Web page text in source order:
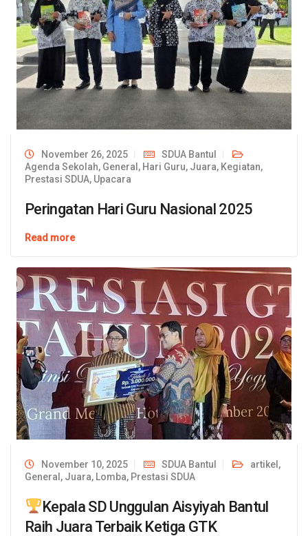
November 26, 2025
SDUA Bantul
Agenda Sekolah, General , Hari Guru, Juara, Kegiatan,
Prestasi SDUA, Upacara
Peringatan Hari Guru Nasional 2025
Read more
November 10, 2025 SDUA Bantul artikel ,
General , Juara, Lomba, Prestasi SDUA
Kepala SD Unggulan Aisyiyah Bantul
Raih Juara Terbaik Ketiga GTK